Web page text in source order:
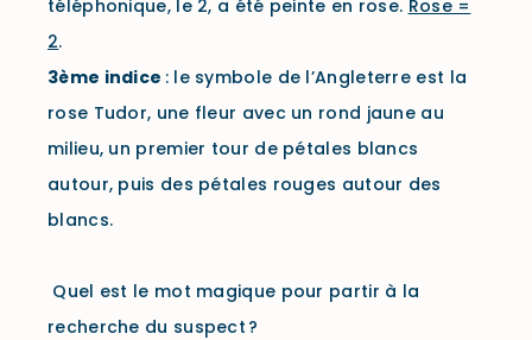
téléphonique, le 2, a été peinte en rose. Rose =
2.
3ème indice : le symbole de l’Angleterre est la
rose Tudor, une fleur avec un rond jaune au
milieu, un premier tour de pétales blancs
autour, puis des pétales rouges autour des
blancs.
Quel est le mot magique pour partir à la
recherche du suspect ?